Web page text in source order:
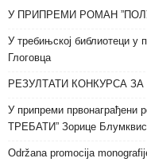
У ПРИПРЕМИ РОМАН
У требињској библиотеци у
Глоговца
РЕЗУЛТАТИ КОНКУРСА
У припреми
ТРЕБАТИ” Зорице
Održana promocija